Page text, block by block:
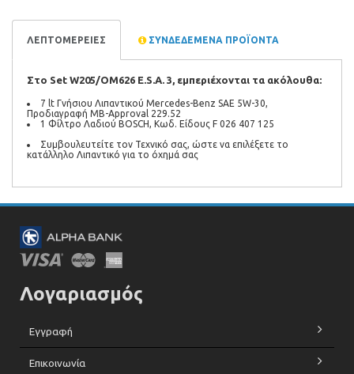
ΛΕΠΤΟΜΕΡΕΙΕΣ ΣΥΝΔΕΔΕΜΕΝΑ ΠΡΟΪΟΝΤΑ
Στο Set W205/OM626 E.S.A. 3, εμπεριέχονται τα ακόλουθα:
7 lt Γνήσιου Λιπαντικού Mercedes-Benz SAE 5W-30,
Προδιαγραφή MB-Approval 229.52
1 Φίλτρο Λαδιού BOSCH, Κωδ. Είδους F 026 407 125
Συμβουλευτείτε τον Τεχνικό σας, ώστε να επιλέξετε το
κατάλληλο Λιπαντικό για το όχημά σας
Λογαριασμός
Εγγραφή
Επικοινωνία